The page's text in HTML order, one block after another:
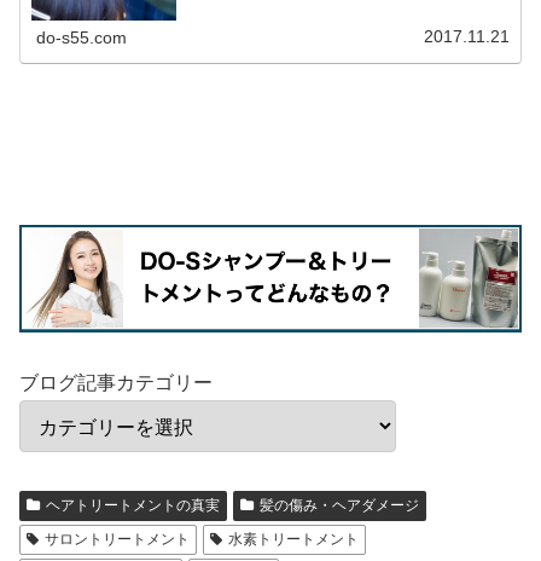
do-s55.com 2017.11.21
ブログ記事カテゴリー
ヘアトリートメントの真実
髪の傷み・ヘアダメージ
サロントリートメント
水素トリートメント